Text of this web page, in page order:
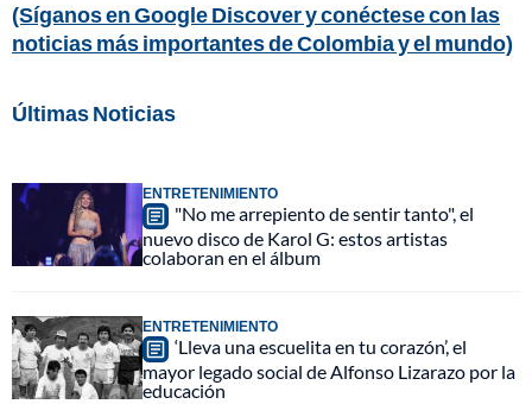
(Síganos en Google Discover y conéctese con las
noticias más importantes de Colombia y el mundo)
Últimas Noticias
ENTRETENIMIENTO
"No me arrepiento de sentir tanto", el
nuevo disco de Karol G: estos artistas
colaboran en el álbum
ENTRETENIMIENTO
‘Lleva una escuelita en tu corazón’, el
mayor legado social de Alfonso Lizarazo por la
educación